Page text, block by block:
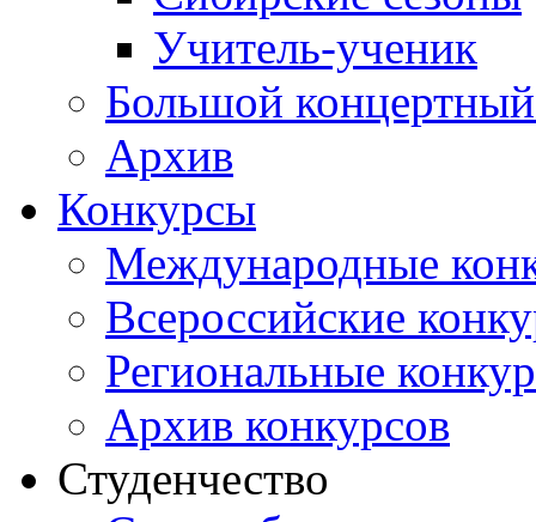
Учитель-ученик
Большой концертный
Архив
Конкурсы
Международные
Всероссийские
Региональные
Архив конкурсов
Студенчество